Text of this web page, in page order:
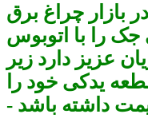
چراغ برق
جک را با اتوبوس
عزیز دارد زیر
یدکی خود را
داشته باشد -